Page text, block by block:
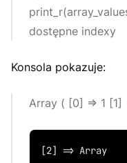
dostępne indexy
Konsola pokazuje:
Array ( [0] => 1 [1]
[2] => Array